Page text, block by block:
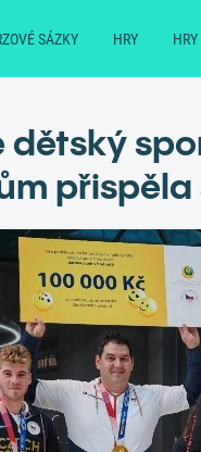
SÁZKY HRY
dětský